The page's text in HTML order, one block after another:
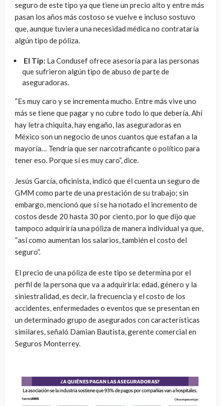
seguro de este tipo ya que tiene un precio alto y entre más
pasan los años más costoso se vuelve e incluso sostuvo
que, aunque tuviera una necesidad médica no contrataría
algún tipo de póliza.
El Tip: La Condusef ofrece asesoría para las personas
que sufrieron algún tipo de abuso de parte de
aseguradoras.
“Es muy caro y se incrementa mucho. Entre más vive uno
más se tiene que pagar y no cubre todo lo que debería. Ahí
hay letra chiquita, hay engaño, las aseguradoras en
México son un negocio de unos cuantos que estafan a la
mayoría… Tendría que ser narcotraficante o político para
tener eso. Porque sí es muy caro”, dice.
Jesús García, oficinista, indicó que él cuenta un seguro de
GMM como parte de una prestación de su trabajo; sin
embargo, mencionó que sí se ha notado el incremento de
costos desde 20 hasta 30 por ciento, por lo que dijo que
tampoco adquiriría una póliza de manera individual ya que,
“así como aumentan los salarios, también el costo del
seguro”.
El precio de una póliza de este tipo se determina por el
perfil de la persona que va a adquirirla: edad, género y la
siniestralidad, es decir, la frecuencia y el costo de los
accidentes, enfermedades o eventos que se presentan en
un determinado grupo de asegurados con características
similares, señaló Damian Bautista, gerente comercial en
Seguros Monterrey.